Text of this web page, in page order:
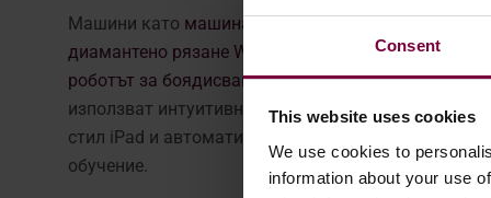
Consent
This website uses cookies
We use cookies to
information about your use
Машини като машината за
диамантено рязане WR-DCM3
роботът за боядисване WM600
използват интуитивни интерфейси в
стил iPad и автоматизирани процеси, които
обучение.